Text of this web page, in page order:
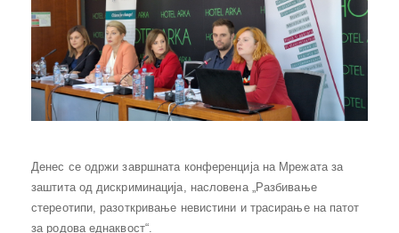
Денес се одржи завршната конференција на Мрежата за
заштита од дискриминација, насловена „Разбивање
стереотипи, разоткривање невистини и трасирање на патот
за родова еднаквост“.